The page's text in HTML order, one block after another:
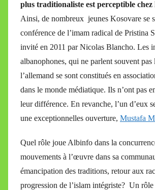
plus traditionaliste est perceptible chez
Ainsi, de nombreux jeunes Kosovare se
conférence de l’imam radical de Pristina
invité en 2011 par Nicolas Blancho. Les
albanophones, qui ne parlent souvent pas
l’allemand se sont constitués en
dans le monde médiatique. Ils n’ont pas
leur différence. En revanche, l’un d’eux
une exceptionnelles ouverture, Mustafa
Quel rôle joue Albinfo dans la
mouvements à l’œuvre dans sa
émancipation des traditions, retour aux
progression de l’islam intégriste? Un